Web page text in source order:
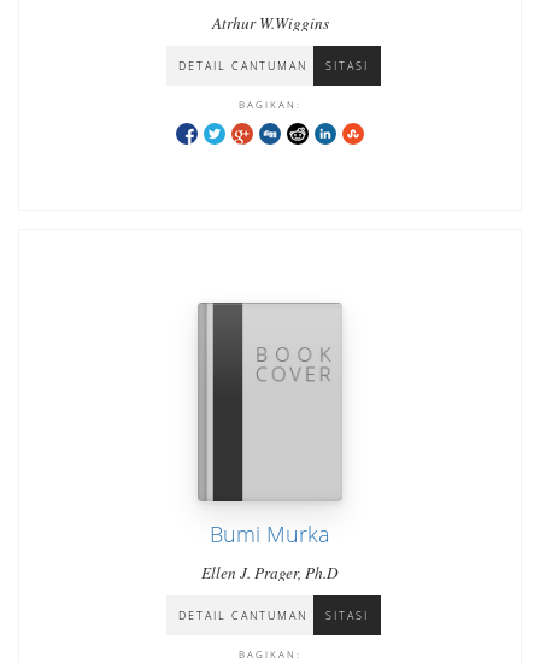
Atrhur W.Wiggins
DETAIL CANTUMAN SITASI
BAGIKAN:
Bumi Murka
Ellen J. Prager, Ph.D
DETAIL CANTUMAN SITASI
BAGIKAN: